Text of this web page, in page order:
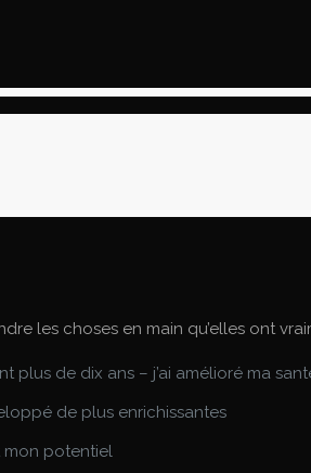
les choses en main qu’elles ont
plus de dix ans – j’ai amélioré ma
de plus enrichissantes
mon potentiel